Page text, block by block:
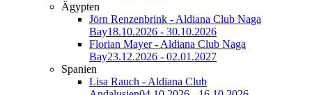
Ägypten
Jörn Renzenbrink - Aldiana Club Naga
Bay18.10.2026 - 30.10.2026
Florian Mayer - Aldiana Club Naga
Bay23.12.2026 - 02.01.2027
Spanien
Lisa Rauch - Aldiana Club